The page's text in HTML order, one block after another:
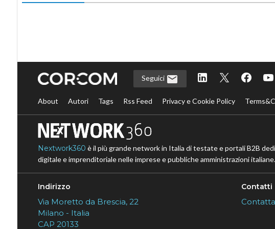
Seguici
About Autori Tags Rss Feed Privacy e Cookie Policy
Nextwork360 è il più grande network in Italia di testate e portali B2B
digitale e imprenditoriale nelle imprese e pubbliche amministrazioni italiane.
Indirizzo
Via Moretto da Brescia, 22
Milano - Italia
CAP 20133
Contatti